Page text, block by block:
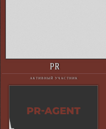
PR
АКТИВНЫЙ УЧАСТНИК